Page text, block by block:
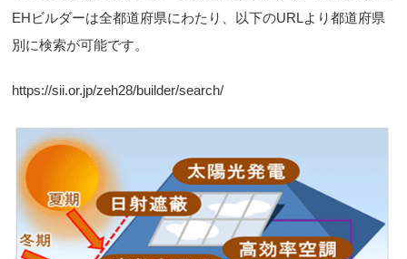
EHビルダーは全都道府県にわたり、以下のURLより都道府県
別に検索が可能です。
https://sii.or.jp/zeh28/builder/search/